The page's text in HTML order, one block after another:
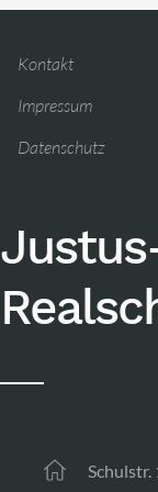
Kontakt
Impressum
Datenschutz